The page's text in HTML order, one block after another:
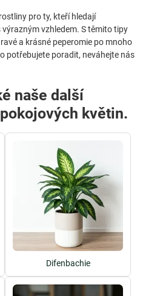
pro ty, kteří hledají
vzhledem. S těmito tipy
a krásné peperomie po mnoho
potřebujete poradit, neváhejte nás
naše další
květin.
Difenbachie